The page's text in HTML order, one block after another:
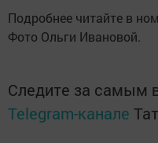
Подробнее читайте в
Фото Ольги Ивановой.
Следите за самым
Telegram-канале